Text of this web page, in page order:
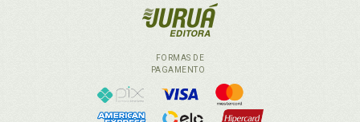
FORMAS DE
PAGAMENTO